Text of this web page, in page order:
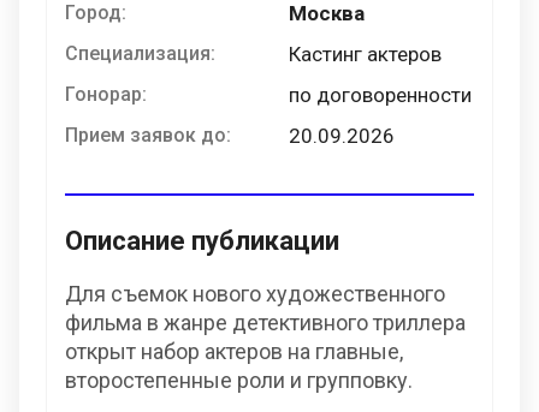
Город: Москва
Специализация: Кастинг актеров
Гонорар: по договоренности
Прием заявок до: 20.09.2026
Описание публикации
Для съемок нового художественного
фильма в жанре детективного триллера
открыт набор актеров на главные,
второстепенные роли и групповку.